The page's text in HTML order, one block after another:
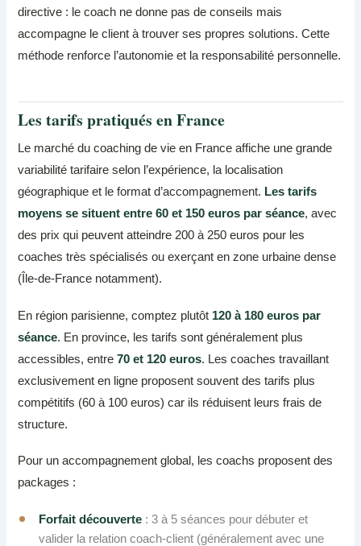
directive : le coach ne donne pas de conseils mais
accompagne le client à trouver ses propres solutions. Cette
méthode renforce l’autonomie et la responsabilité personnelle.
Les tarifs pratiqués en France
Le marché du coaching de vie en France affiche une grande
variabilité tarifaire selon l’expérience, la localisation
géographique et le format d’accompagnement. Les tarifs
moyens se situent entre 60 et 150 euros par séance, avec
des prix qui peuvent atteindre 200 à 250 euros pour les
coaches très spécialisés ou exerçant en zone urbaine dense
(Île-de-France notamment).
En région parisienne, comptez plutôt 120 à 180 euros par
séance. En province, les tarifs sont généralement plus
accessibles, entre70 et 120 euros. Les coaches travaillant
exclusivement en ligne proposent souvent des tarifs plus
compétitifs (60 à 100 euros) car ils réduisent leurs frais de
structure.
Pour un accompagnement global, les coachs proposent des
packages :
Forfait découverte : 3 à 5 séances pour débuter et
valider la relation coach-client (généralement avec une